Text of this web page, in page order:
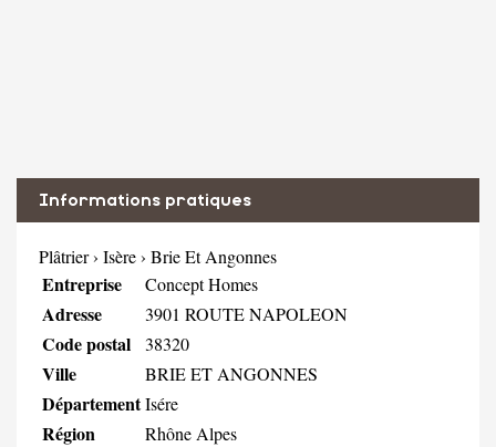
Informations pratiques
Plâtrier› Isère› Brie Et Angonnes
Entreprise Concept Homes
Adresse 3901 ROUTE NAPOLEON
Code postal 38320
Ville BRIE ET ANGONNES
DépartementIsére
Région Rhône Alpes